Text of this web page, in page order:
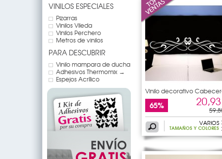
VINILOS ESPECIALES
Pizarras
Vinilos Vileda
Vinilos Perchero
Metros de vinilos
PARA DESCUBRIR
Vinilo mampara de ducha
Adhesivos Thermomix →
Espejos Acrílico
Vinilo decorativo
de
65%
VARIOS
TAMAÑOS Y COLORES